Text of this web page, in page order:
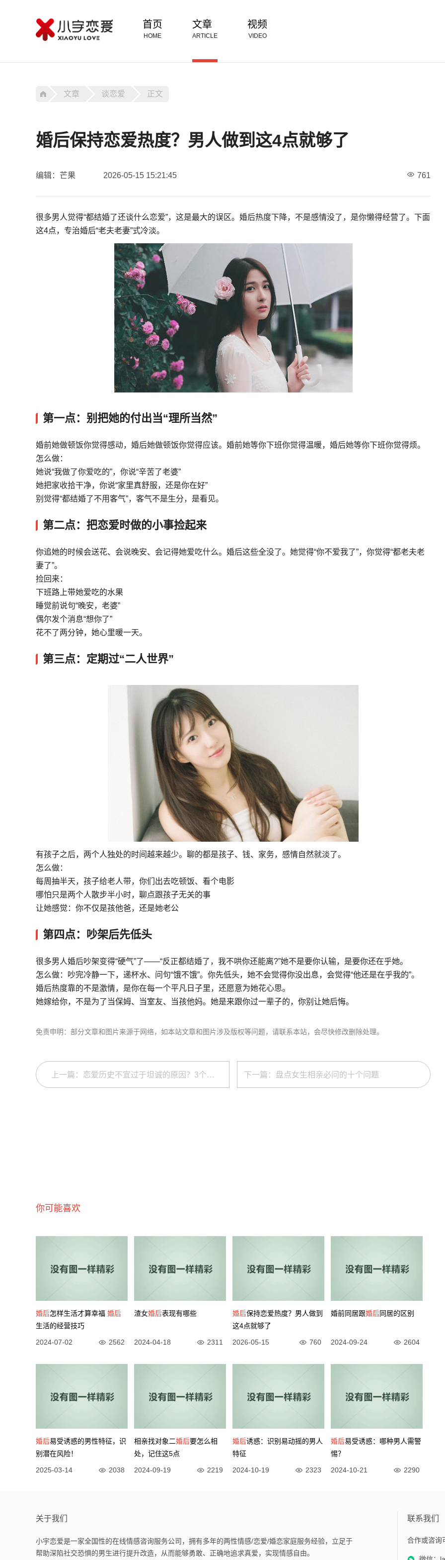
首页
HOME
文章
ARTICLE
视频
VIDEO
文章 谈恋爱 正文
婚后保持恋爱热度？男人做到这4点就够了
编辑：芒果 2026-05-15 15:21:45 761
很多男人觉得“都结婚了还谈什么恋爱”，这是最大的误区。婚后热度下降，不是感情没了，是你懒得经营了。下面
这4点，专治婚后“老夫老妻”式冷淡。
第一点：别把她的付出当“理所当然”
婚前她做顿饭你觉得感动，婚后她做顿饭你觉得应该。婚前她等你下班你觉得温暖，婚后她等你下班你觉得烦。
怎么做：
她说“我做了你爱吃的”，你说“辛苦了老婆”
她把家收拾干净，你说“家里真舒服，还是你在好”
别觉得“都结婚了不用客气”，客气不是生分，是看见。
第二点：把恋爱时做的小事捡起来
你追她的时候会送花、会说晚安、会记得她爱吃什么。婚后这些全没了。她觉得“你不爱我了”，你觉得“都老夫老
妻了”。
捡回来：
下班路上带她爱吃的水果
睡觉前说句“晚安，老婆”
偶尔发个消息“想你了”
花不了两分钟，她心里暖一天。
第三点：定期过“二人世界”
有孩子之后，两个人独处的时间越来越少。聊的都是孩子、钱、家务，感情自然就淡了。
怎么做：
每周抽半天，孩子给老人带，你们出去吃顿饭、看个电影
哪怕只是两个人散步半小时，聊点跟孩子无关的事
让她感觉：你不仅是孩他爸，还是她老公
第四点：吵架后先低头
很多男人婚后吵架变得“硬气”了——“反正都结婚了，我不哄你还能离?”她不是要你认输，是要你还在乎她。
怎么做：吵完冷静一下，递杯水、问句“饿不饿”。你先低头，她不会觉得你没出息，会觉得“他还是在乎我的”。
婚后热度靠的不是激情，是你在每一个平凡日子里，还愿意为她花心思。
她嫁给你，不是为了当保姆、当室友、当孩他妈。她是来跟你过一辈子的，你别让她后悔。
免责申明：部分文章和图片来源于网络，如本站文章和图片涉及版权等问题，请联系本站，会尽快修改删除处理。
上一篇：恋爱历史不宜过于坦诚的原因？3个原因告诉你为什么 下一篇：盘点女生相亲必问的十个问题
你可能喜欢
婚后怎样生活才算幸福 婚后
生活的经营技巧
2024-07-02 2562
渣女婚后表现有哪些
2024-04-18 2311
婚后保持恋爱热度？男人做到
这4点就够了
2026-05-15 760
婚前同居跟婚后同居的区别
2024-09-24 2604
婚后易受诱惑的男性特征，识
别潜在风险！
2025-03-14 2038
相亲找对象二婚后要怎么相
处，记住这5点
2024-09-19 2219
婚后诱惑：识别易动摇的男人
特征
2024-10-19 2323
婚后易受诱惑：哪种男人需警
惕？
2024-10-21 2290
关于我们
小宇恋爱是一家全国性的在线情感咨询服务公司，拥有多年的两性情感/恋爱/婚恋家庭服务经验，立足于
帮助深陷社交恐惧的男生进行提升改造，从而能够勇敢、正确地追求真爱，实现情感自由。
联系我们
合作或咨询